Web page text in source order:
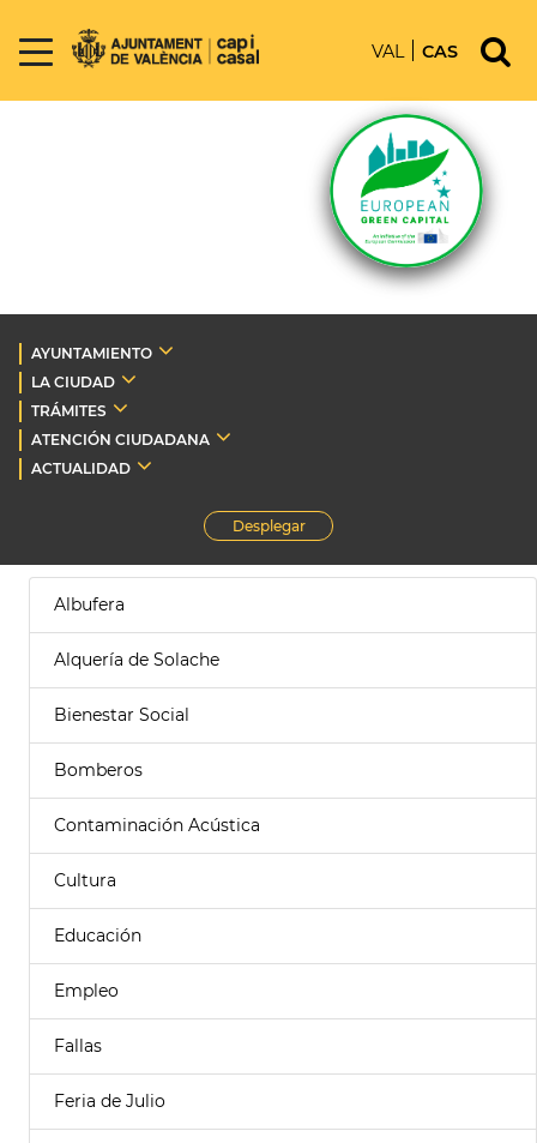
VAL CAS
AYUNTAMIENTO
LA CIUDAD
TRÁMITES
ATENCIÓN CIUDADANA
ACTUALIDAD
Desplegar
Albufera
Alquería de Solache
Bienestar Social
Bomberos
Contaminación Acústica
Cultura
Educación
Empleo
Fallas
Feria de Julio